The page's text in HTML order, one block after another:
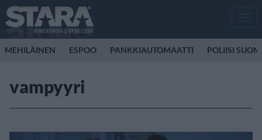
MEHILÄINEN ESPOO PANKKIAUTOMAATTI POLIISI
vampyyri